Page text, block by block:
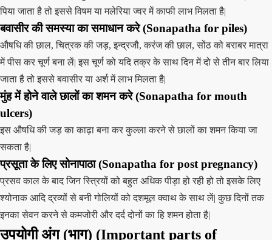
पिया जाता है तो इससे विषम या मलेरिया ज्वर में काफी लाभ मिलता है|
बवासीर की समस्या का समाधान करे (Sonapatha for piles)
औषधि की छाल, चित्रक की जड़, इन्द्रजौ, करंज की छाल, सोंठ को बराबर मात्रा
में पीस कर चूर्ण बना लें| इस चूर्ण को यदि तक्र के साथ दिन में दो से तीन बार लिया
जाता है तो इससे बवासीर या अर्श में लाभ मिलता है|
मुंह में होने वाले छालों का शमन करे (Sonapatha for mouth
ulcers)
इस औषधि की जड़ का काढ़ा बना कर कुल्ला करने से छालों का शमन किया जा
सकता है|
प्रसूता के लिए सोनापाठा (Sonapatha for post pregnancy)
प्रसव काल के बाद जिन स्त्रियों को बहुत अधिक पीड़ा हो रही हो तो इसके लिए
श्योनाक आदि द्रव्यों से बनी गोलियों को दशमूल क्वाथ के साथ लें| कुछ दिनों तक
इनका सेवन करने से कमजोरी और दर्द दोनों का हि शमन होता है|
उपयोगी अंग (भाग) (Important parts of